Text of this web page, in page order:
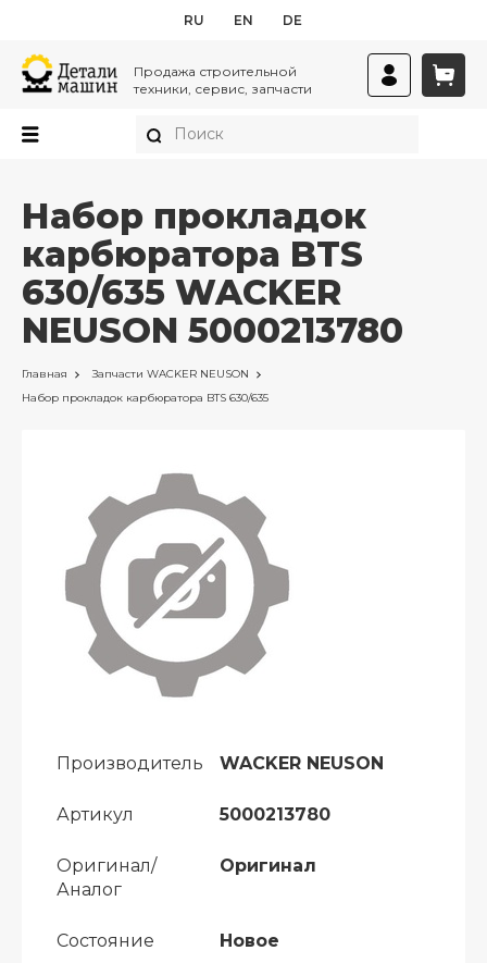
RU EN DE
Продажа строительной
техники, сервис, запчасти
Набор прокладок
карбюратора BTS
630/635 WACKER
NEUSON 5000213780
Главная Запчасти WACKER NEUSON
Набор прокладок карбюратора BTS 630/635
Производитель WACKER NEUSON
Артикул 5000213780
Оригинал/
Аналог
Оригинал
Состояние Новое